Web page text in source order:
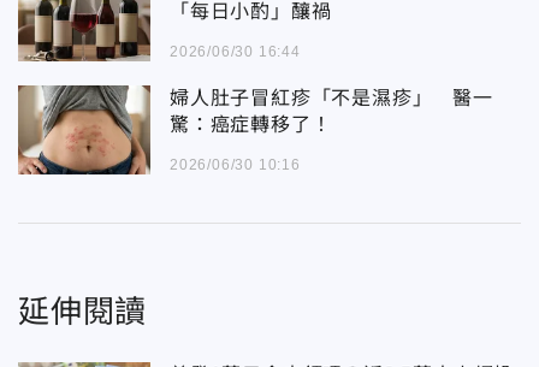
「每日小酌」釀禍
2026/06/30 16:44
婦人肚子冒紅疹「不是濕疹」 醫一
驚：癌症轉移了！
2026/06/30 10:16
延伸閱讀